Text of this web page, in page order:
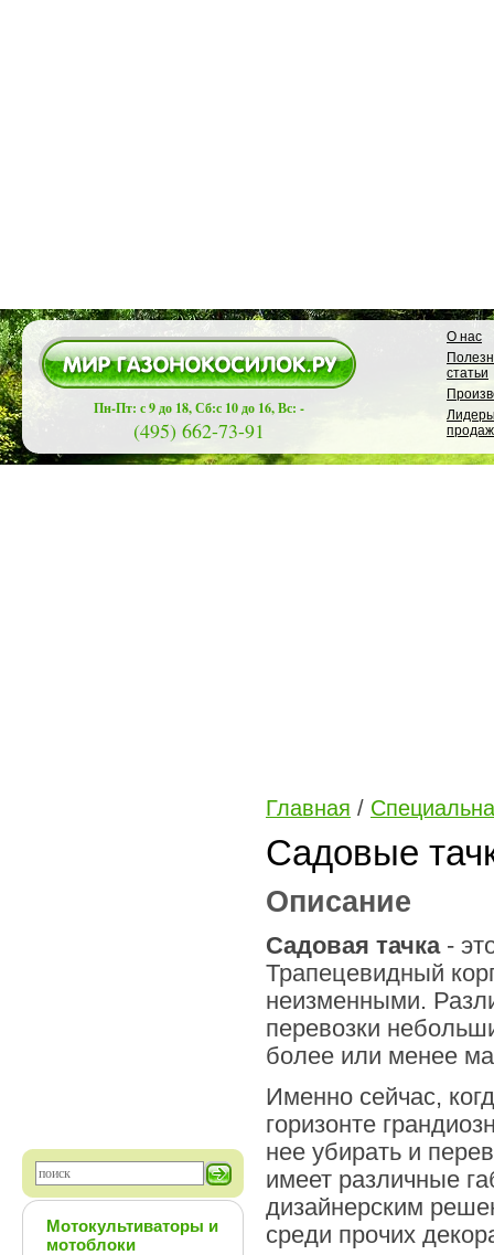
Пн-Пт: с 9 до 18, Сб:с 10 до 16, Вс: -
(495) 662-73-91
О нас
статьи
продаж
Мотокультиваторы и
мотоблоки
Главная /
Садовые
Описание
Садовая тачка-
Трапецевидный
неизменными.
перевозки
более или менее
Именно сейчас,
горизонте
нее убирать и
имеет различные
дизайнерским
среди прочих